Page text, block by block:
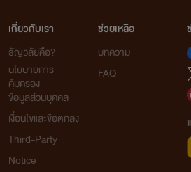
เกี่ยวกับเรา
ธัญวลัยคือ?
นโยบายการ
คุ้มครอง
ข้อมูลส่วนบุคคล
เงื่อนไขและข้อตกลง
Third-Party
Notice
ช่วยเหลือ
บทความ
FAQ